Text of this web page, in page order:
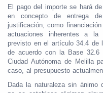
El pago del importe se hará
en concepto de entrega
justificación, como
actuaciones inherentes a
previsto en el artículo 34.4 de
de acuerdo con la Base 32.6
Ciudad Autónoma de Melilla
caso, al presupuesto
Dada la naturaleza sin ánimo